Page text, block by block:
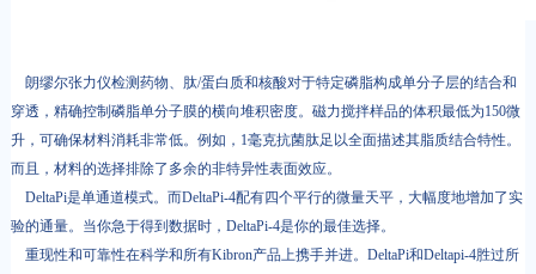
朗缪尔张力仪检测药物、肽/蛋白质和核酸对于特定磷脂构成单分子层的结合和
穿透，精确控制磷脂单分子膜的横向堆积密度。磁力搅拌样品的体积最低为150微
升，可确保材料消耗非常低。例如，1毫克抗菌肽足以全面描述其脂质结合特性。
而且，材料的选择排除了多余的非特异性表面效应。
DeltaPi是单通道模式。而DeltaPi-4配有四个平行的微量天平，大幅度地增加了实
验的通量。当你急于得到数据时，DeltaPi-4是你的最佳选择。
重现性和可靠性在科学和所有Kibron产品上携手并进。DeltaPi和Deltapi-4胜过所